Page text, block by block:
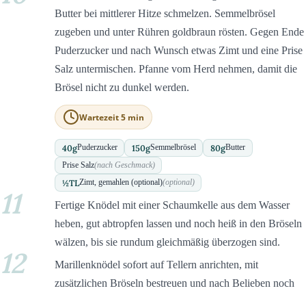
Butter bei mittlerer Hitze schmelzen. Semmelbrösel
zugeben und unter Rühren goldbraun rösten. Gegen Ende
Puderzucker und nach Wunsch etwas Zimt und eine Prise
Salz untermischen. Pfanne vom Herd nehmen, damit die
Brösel nicht zu dunkel werden.
Wartezeit 5 min
40gPuderzucker 150gSemmelbrösel 80gButter
Prise Salz(nach Geschmack)
½TLZimt, gemahlen (optional)(optional)
11
Fertige Knödel mit einer Schaumkelle aus dem Wasser
heben, gut abtropfen lassen und noch heiß in den Bröseln
wälzen, bis sie rundum gleichmäßig überzogen sind.
12
Marillenknödel sofort auf Tellern anrichten, mit
zusätzlichen Bröseln bestreuen und nach Belieben noch